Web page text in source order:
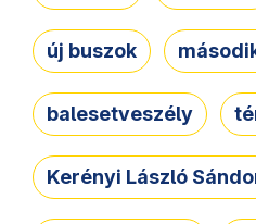
új buszok
balesetveszély
Kerényi László